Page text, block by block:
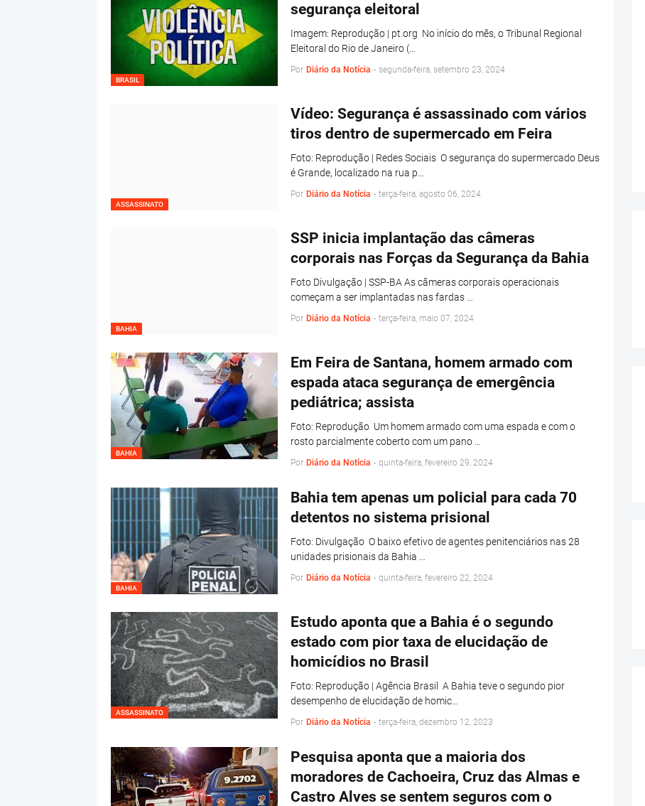
BRASIL
segurança eleitoral
Imagem: Reprodução | pt.org No início do mês, o Tribunal Regional
Eleitoral do Rio de Janeiro (…
Por Diário da Notícia - segunda-feira, setembro 23, 2024
ASSASSINATO
Vídeo: Segurança é assassinado com vários
tiros dentro de supermercado em Feira
Foto: Reprodução | Redes Sociais O segurança do supermercado Deus
é Grande, localizado na rua p…
Por Diário da Notícia - terça-feira, agosto 06, 2024
BAHIA
SSP inicia implantação das câmeras
corporais nas Forças da Segurança da Bahia
Foto Divulgação | SSP-BA As câmeras corporais operacionais
começam a ser implantadas nas fardas …
Por Diário da Notícia - terça-feira, maio 07, 2024
BAHIA
Em Feira de Santana, homem armado com
espada ataca segurança de emergência
pediátrica; assista
Foto: Reprodução Um homem armado com uma espada e com o
rosto parcialmente coberto com um pano …
Por Diário da Notícia - quinta-feira, fevereiro 29, 2024
BAHIA
Bahia tem apenas um policial para cada 70
detentos no sistema prisional
Foto: Divulgação O baixo efetivo de agentes penitenciários nas 28
unidades prisionais da Bahia …
Por Diário da Notícia - quinta-feira, fevereiro 22, 2024
ASSASSINATO
Estudo aponta que a Bahia é o segundo
estado com pior taxa de elucidação de
homicídios no Brasil
Foto: Reprodução | Agência Brasil A Bahia teve o segundo pior
desempenho de elucidação de homic…
Por Diário da Notícia - terça-feira, dezembro 12, 2023
Pesquisa aponta que a maioria dos
moradores de Cachoeira, Cruz das Almas e
Castro Alves se sentem seguros com o